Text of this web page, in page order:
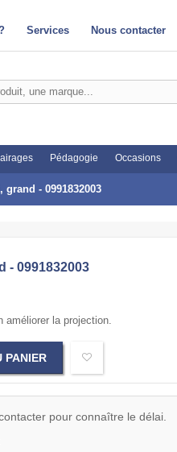
Services Nous contacter
Pédagogie Occasions
- 0991832003
- 0991832003
améliorer la projection.
PANIER
pour connaître le délai.